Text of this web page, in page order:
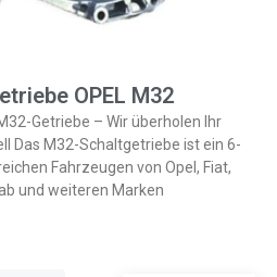
OPEL M32
Getriebe – Wir überholen Ihr
Das M32-Schaltgetriebe ist ein 6-
Fahrzeugen von Opel, Fiat,
und weiteren Marken